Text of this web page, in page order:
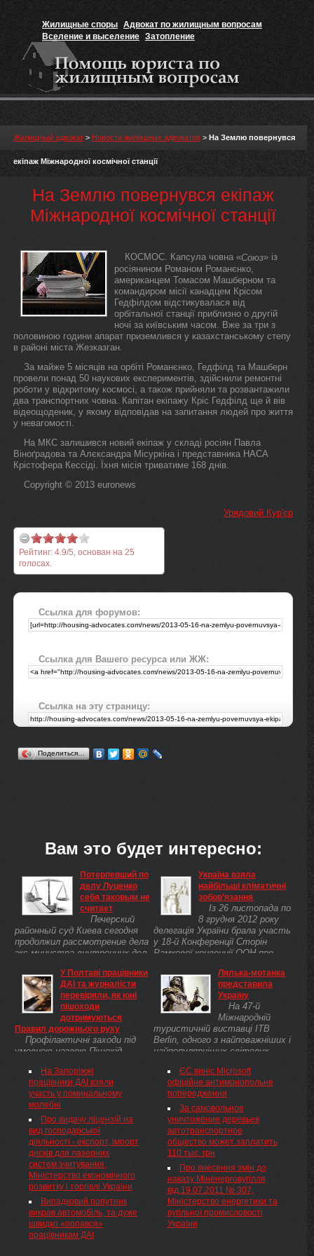
Жилищные споры Адвокат по жилищным вопросам
Вселение и выселение Затопление
Признание прав на жильё
Жилищный адвокат > Новости жилищных адвокатов > На Землю повернувся
екіпаж Міжнародної космічної станції
На Землю повернувся екіпаж
Міжнародної космічної станції
КОСМОС. Капсула човна «Союз» із
росіянином Романом Романєнко,
американцем Томасом Машберном та
командиром місії канадцем Крісом
Гедфілдом відстикувалася від
орбітальної станції приблизно о другій
ночі за київським часом. Вже за три з
половиною години апарат приземлився у казахстанському степу
в районі міста Жезказган.
За майже 5 місяців на орбіті Романєнко, Гедфілд та Машберн
провели понад 50 наукових експериментів, здійснили ремонтні
роботи у відкритому космосі, а також прийняли та розвантажили
два транспортних човна. Капітан екіпажу Кріс Гедфілд ще й вів
відеощоденик, у якому відповідав на запитання людей про життя
у невагомості.
На МКС залишився новий екіпаж у складі росіян Павла
Віноґрадова та Алєксандра Місуркіна і представника НАСА
Крістофера Кессіді. Їхня місія триватиме 168 днів.
Copyright © 2013 euronews
Урядовий Кур'єр
Рейтинг: 4.9/5, основан на 25
голосах.
Ссылка для форумов:
Ссылка для Вашего ресурса или ЖЖ:
Ссылка на эту страницу:
Поделиться…
Вам это будет интересно:
Потерпевший по
делу Луценко
себя таковым не
считает
Печерский
районный суд Киева сегодня
продолжил рассмотрение дела
экс-министра внутренних дел
нарушениях при расследовании
дела об отравлении кандидата
в президенты ...
У Полтаві працівники
ДАІ та журналісти
перевіряли, як юні
пішоходи
дотримуються
Правил дорожнього руху
Профілактичні заходи під
умовною назвою Пішохід
Національного тижня безпеки
дорожнього руху - розповідає
заступник начальника відділу
ДАІ Полтавського міського
управління ...
На Запоріжжі
працівники ДАІ взяли
участь у поминальному
молебні
Про видачу ліцензій на
вид господарської
діяльності - експорт, імпорт
дисків для лазерних
систем зчитування,
Міністерство економічного
розвитку і торгівлі України
Випадковий попутник
викрав автомобіль, та дуже
швидко «попався»
працівникам ДАІ
Україна взяла
найбільші кліматичні
зобов’язання
Із 26 листопада по
8 грудня 2012 року
делегація України брала участь
у 18-й Конференції Сторін
Рамкової конвенції ООН про
Сторін Кіотського протоколу,
які відбувалися ...
Лялька-мотанка
представила
Україну
На 47-й
Міжнародній
туристичній виставці ITB
Berlin, одного з найповажніших і
найпопулярніших світових
презентували себе вдруге.
ЄС виніс Microsoft
офіційне антимонопольне
попередження
За самовольное
уничтожение деревьев
автотранспортное
общество может заплатить
110 тыс. грн
Про внесення змін до
наказу Міненерговугілля
від 19.07.2011 № 307,
Міністерство енергетики та
вугільної промисловості
України